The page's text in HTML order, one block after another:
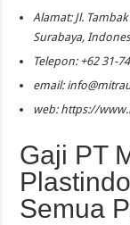
Alamat: Jl.
Surabaya,
Telepon: +62 31-
email:
web: https://
Gaji PT
Semua